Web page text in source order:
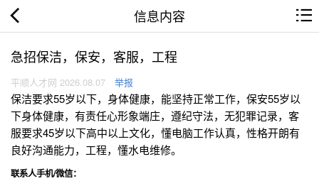
信息内容
急招保洁，保安，客服，工程
平顺人才网 2026.08.07 举报
保洁要求55岁以下，身体健康，能坚持正常工作，保安55岁以
下身体健康，有责任心形象端庄，遵纪守法，无犯罪记录，客
服要求45岁以下高中以上文化，懂电脑工作认真，性格开朗有
良好沟通能力，工程，懂水电维修。
联系人手机/微信：